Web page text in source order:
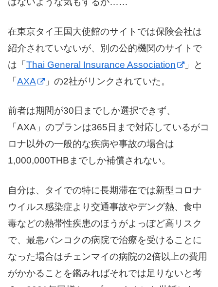
在東京タイ王国大使館のサイトでは保険会社は
紹介されていないが、別の公的機関のサイトで
は「Thai General Insurance Association
」と
「AXA 」の2社がリンクされていた。
前者は期間が30日までしか選択できず、
「AXA」のプランは365日まで対応しているがコ
ロナ以外の一般的な疾病や事故の場合は
1,000,000THBまでしか補償されない。
自分は、タイでの特に長期滞在では新型コロナ
ウイルス感染症より交通事故やデング熱、食中
毒などの熱帯性疾患のほうがよっぽど高リスク
で、最悪バンコクの病院で治療を受けることに
なった場合はチェンマイの病院の2倍以上の費用
がかかることを鑑みればそれでは足りないと考